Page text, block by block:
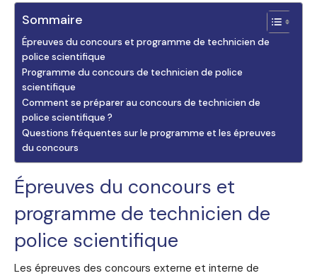
Sommaire
Épreuves du concours et programme de technicien de
police scientifique
Programme du concours de technicien de police
scientifique
Comment se préparer au concours de technicien de
police scientifique ?
Questions fréquentes sur le programme et les épreuves
du concours
Épreuves du concours et
programme de technicien de
police scientifique
Les épreuves des concours externe et interne de